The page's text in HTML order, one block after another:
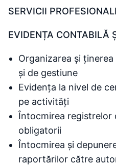
SERVICII
EVIDENȚA CONTABILĂ
Organizarea și
și de gestiune
Evidența la nivel de
pe activități
Întocmirea registrelor
obligatorii
Întocmirea și
raportărilor către